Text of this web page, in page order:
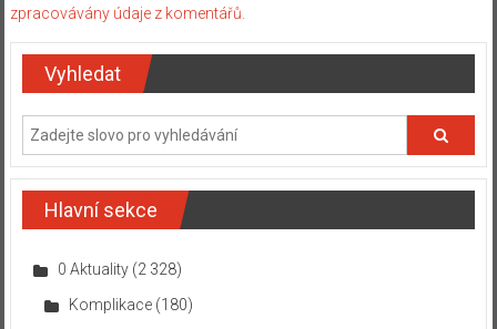
zpracovávány údaje z komentářů.
Vyhledat
Hlavní sekce
0 Aktuality(2 328)
Komplikace(180)